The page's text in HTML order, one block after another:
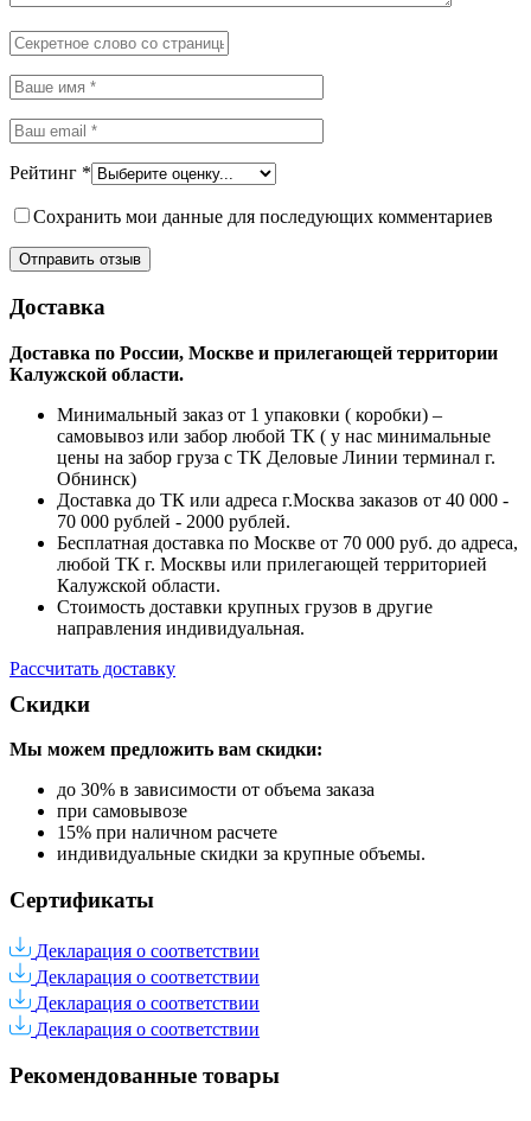
Рейтинг *
Сохранить мои данные для последующих комментариев
Доставка
Доставка по России, Москве и прилегающей территории
Калужской области.
Минимальный заказ от 1 упаковки ( коробки) –
самовывоз или забор любой ТК ( у нас минимальные
цены на забор груза с ТК Деловые Линии терминал г.
Обнинск)
Доставка до ТК или адреса г.Москва заказов от 40 000 -
70 000 рублей - 2000 рублей.
Бесплатная доставка по Москве от 70 000 руб. до адреса,
любой ТК г. Москвы или прилегающей территорией
Калужской области.
Стоимость доставки крупных грузов в другие
направления индивидуальная.
Рассчитать доставку
Скидки
Мы можем предложить вам скидки:
до 30% в зависимости от объема заказа
при самовывозе
15% при наличном расчете
индивидуальные скидки за крупные объемы.
Сертификаты
Декларация о соответствии
Декларация о соответствии
Декларация о соответствии
Декларация о соответствии
Рекомендованные товары